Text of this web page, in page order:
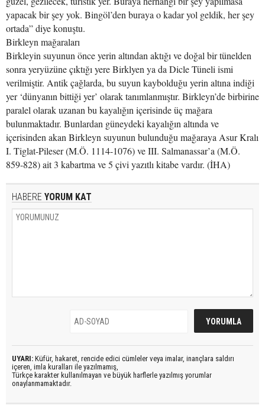
yapacak bir şey yok. Bingöl’den buraya o kadar yol geldik, her şey
ortada” diye konuştu.
Birkleyn mağaraları
Birkleyin suyunun önce yerin altından aktığı ve doğal bir tünelden
sonra yeryüzüne çıktığı yere Birklyen ya da Dicle Tüneli ismi
verilmiştir. Antik çağlarda, bu suyun kaybolduğu yerin altına indiği
yer ‘dünyanın bittiği yer’ olarak tanımlanmıştır. Birkleyn’de birbirine
paralel olarak uzanan bu kayalığın içerisinde üç mağara
bulunmaktadır. Bunlardan güneydeki kayalığın altında ve
içerisinden akan Birkleyn suyunun bulunduğu mağaraya Asur Kralı
I. Tiglat-Pileser (M.Ö. 1114-1076) ve III. Salmanassar’a (M.Ö.
859-828) ait 3 kabartma ve 5 çivi yazıtlı kitabe vardır. (İHA)
HABERE YORUM KAT
UYARI: Küfür, hakaret, rencide edici cümleler veya imalar, inançlara saldırı
içeren, imla kuralları ile yazılmamış,
Türkçe karakter kullanılmayan ve büyük harflerle yazılmış yorumlar
onaylanmamaktadır.